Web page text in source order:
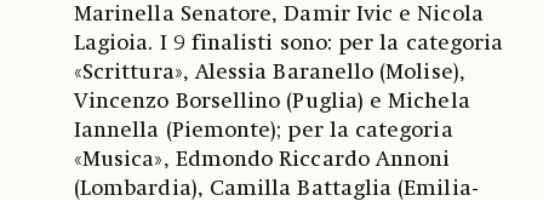
Marinella Senatore, Damir Ivic e Nicola
Lagioia. I 9 finalisti sono: per la categoria
«Scrittura», Alessia Baranello (Molise),
Vincenzo Borsellino (Puglia) e Michela
Iannella (Piemonte); per la categoria
«Musica», Edmondo Riccardo Annoni
(Lombardia), Camilla Battaglia (Emilia-